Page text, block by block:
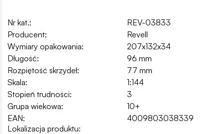
Nr kat.:
REV-03833
Producent:
Revell
Wymiary opakowania:
207x132x34
Długość:
96 mm
Rozpiętość skrzydeł:
77 mm
Skala:
1:144
Stopień trudności:
3
Grupa wiekowa:
10+
EAN:
4009803038339
Lokalizacja produktu: